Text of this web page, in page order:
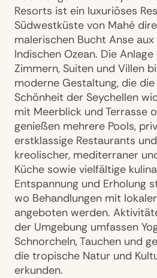
Resorts ist ein luxuriöses
Südwestküste von Mahé
malerischen Bucht Anse aux
Indischen Ozean. Die
Zimmern, Suiten und Villen
moderne Gestaltung, die
Schönheit der Seychellen
mit Meerblick und Terrasse
genießen mehrere Pools,
erstklassige Restaurants
kreolischer, mediterraner
Küche sowie vielfältige
Entspannung und Erholung
wo Behandlungen mit
angeboten werden.
der Umgebung umfassen
Schnorcheln, Tauchen und
die tropische Natur und
erkunden.